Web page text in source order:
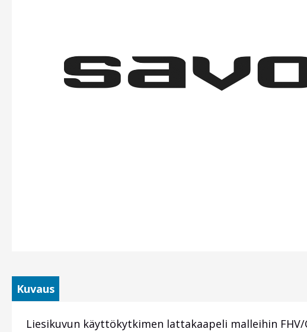
Kuvaus
Liesikuvun käyttökytkimen lattakaapeli malleihin FHV/